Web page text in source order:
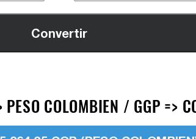
COLOMBIEN / GGP =>